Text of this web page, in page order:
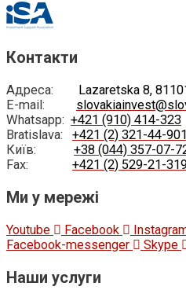
Контакти
Адреса: Lazaretska 8,
E-mail:
Whatsapp: +421 (910) 414-323
Bratislava: +421 (2) 321-44-901
Київ: +38 (044) 357-07-
Fax: +421 (2) 529-21-
Ми у мережі
Youtube Facebook
Facebook-messenger
Skype
Наши услуги